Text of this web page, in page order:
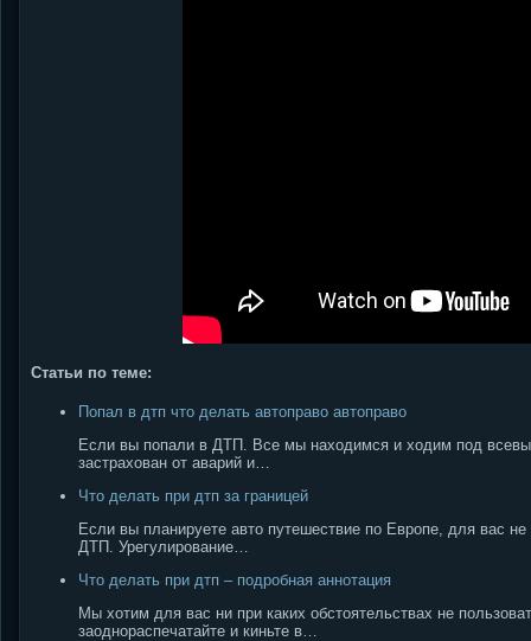
Статьи по теме:
Попал в дтп что делать автоправо aвтоправо
Если вы попали в ДТП. Все мы находимся и ходим под
застрахован от аварий и…
Что делать при дтп за границей
Если вы планируете авто путешествие по Европе, для вас
ДТП. Урегулирование…
Что делать при дтп – подробная аннотация
Мы хотим для вас ни при каких обстоятельствах не
заоднораспечатайте и киньте в…